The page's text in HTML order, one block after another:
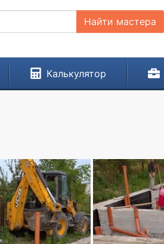
Найти мастера
Калькулятор